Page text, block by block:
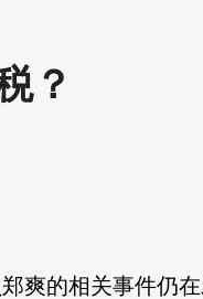
？
的相关事件仍